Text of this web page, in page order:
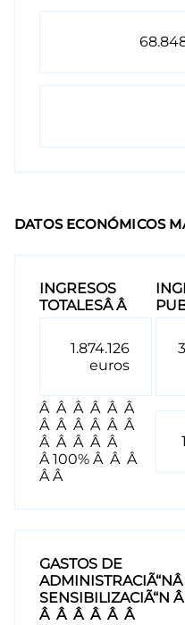
DATOS ECONÓMICOS
INGRESOS
TOTALESÂ Â
1.874.126
euros
Â Â Â Â Â Â
Â Â Â Â Â Â
Â Â Â Â Â
Â 100% Â Â Â
Â Â
GASTOS DE
ADMINISTRACIÃ“NÂ
SENSIBILIZACIÃ“N
Â Â Â Â Â Â